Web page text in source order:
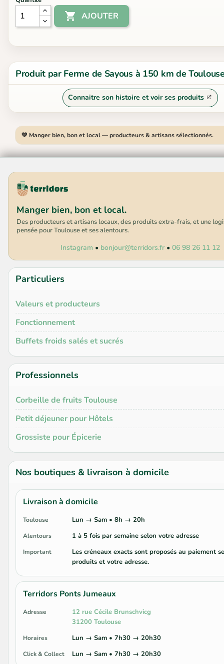
 AJOUTER
Produit par Ferme de Sayous à 150 km de
Connaitre son histoire et voir ses produits
💚 Manger bien, bon et local — producteurs & artisans sélectionnés.
Manger bien, bon et local.
Des producteurs et artisans locaux, des produits extra-frais, et une
pensée pour Toulouse et ses alentours.
Instagram • bonjour@terridors.fr• 06 98 26 11 12
Particuliers
Valeurs et producteurs
Fonctionnement
Buffets froids salés et sucrés
Professionnels
Corbeille de fruits Toulouse
Petit déjeuner pour Hôtels
Grossiste pour Épicerie
Nos boutiques & livraison à domicile
Livraison à domicile
Toulouse Lun → Sam • 8h → 20h
Alentours 1 à 5 fois par semaine selon votre adresse
Important
Les créneaux exacts sont proposés au paiement
produits et votre adresse.
Terridors Ponts Jumeaux
Adresse
12 rue Cécile Brunschvicg
31200 Toulouse
Horaires Lun → Sam • 7h30 → 20h30
Click & Collect Lun → Sam • 7h30 → 20h30